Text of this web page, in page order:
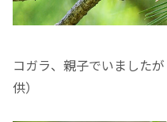
コガラ、親子で
供）